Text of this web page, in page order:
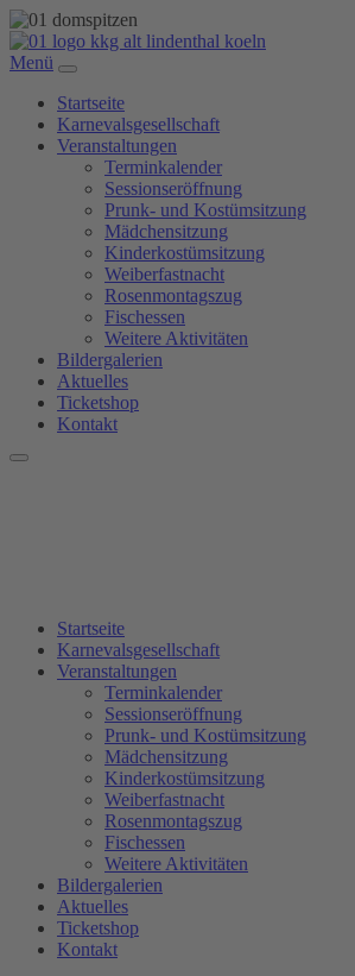
Menü
Startseite
Karnevalsgesellschaft
Veranstaltungen
Terminkalender
Sessionseröffnung
Prunk- und Kostümsitzung
Mädchensitzung
Kinderkostümsitzung
Weiberfastnacht
Rosenmontagszug
Fischessen
Weitere Aktivitäten
Bildergalerien
Aktuelles
Ticketshop
Kontakt
Startseite
Karnevalsgesellschaft
Veranstaltungen
Terminkalender
Sessionseröffnung
Prunk- und Kostümsitzung
Mädchensitzung
Kinderkostümsitzung
Weiberfastnacht
Rosenmontagszug
Fischessen
Weitere Aktivitäten
Bildergalerien
Aktuelles
Ticketshop
Kontakt